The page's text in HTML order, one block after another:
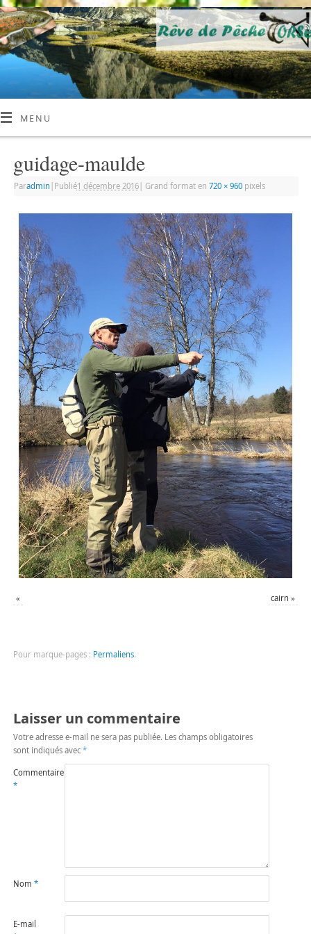
MENU
guidage-maulde
Paradmin Publié1 décembre 2016| Grand format en 720 × 960pixels
« cairn »
Pour marque-pages : Permaliens.
Laisser un commentaire
Votre adresse e-mail ne sera pas publiée. Les champs obligatoires
sont indiqués avec *
Commentaire
*
Nom *
E-mail